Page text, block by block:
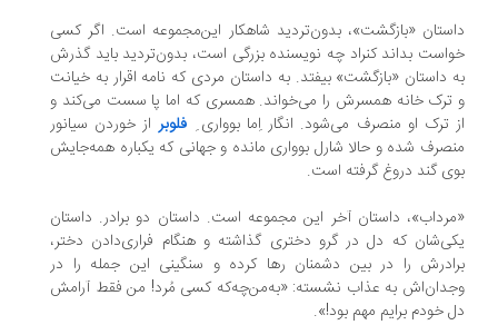
«بازگشت»، بدون‌تردید شاهکار این‌مجموعه است. اگر کسی
بداند کنراد چه نویسنده بزرگی است، بدون‌تردید باید گذرش
داستان «بازگشت» بیفتد. به داستان مردی که نامه‌ اقرار به خیانت
خانه همسرش را می‌خواند. همسری که اما پا سست می‌کند و
ترک او منصرف می‌شود. انگار اِما بوواریفلوبراز خوردن سیانور
شده و حالا شارل بوواری مانده و جهانی که یکباره همه‌جایش
گند دروغ گرفته است.
داستان آخر این مجموعه است. داستان دو برادر. داستان
که دل در گرو دختری گذاشته و هنگام فراری‌دادن دختر،
را در بین دشمنان رها کرده و سنگینی این جمله را در
به عذاب نشسته: «به‌من‌چه‌که کسی مُرد! من فقط آرامش
خودم برایم مهم بود!».